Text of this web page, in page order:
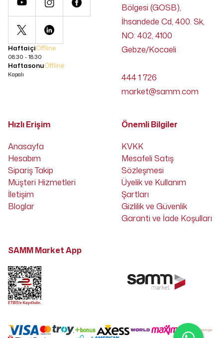
HaftaiçiOffline
08:30 - 18:30
HaftasonuOffline
Kapalı
Bölgesi (GOSB),
İhsandede Cd, 400. Sk,
NO: 402, 4100
Gebze/Kocaeli
444 1 726
market@samm.com
Hızlı Erişim
Anasayfa
Hesabım
Sipariş Takip
Müşteri Hizmetleri
İletişim
Bloglar
Önemli Bilgiler
KVKK
Mesafeli Satış
Sözleşmesi
Üyelik ve Kullanım
Şartları
Gizlilik ve Güvenlik
Garanti ve İade Koşulları
SAMM Market App